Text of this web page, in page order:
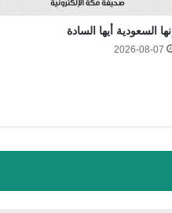
إنها السعودية أيها السادة
2026-08-07